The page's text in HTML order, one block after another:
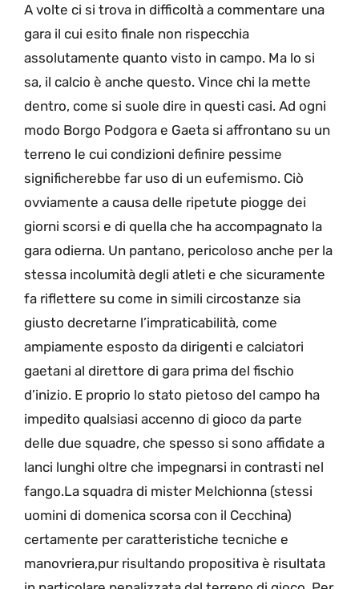
A volte ci si trova in difficoltà a commentare una
gara il cui esito finale non rispecchia
assolutamente quanto visto in campo. Ma lo si
sa, il calcio è anche questo. Vince chi la mette
dentro, come si suole dire in questi casi. Ad ogni
modo Borgo Podgora e Gaeta si affrontano su un
terreno le cui condizioni definire pessime
significherebbe far uso di un eufemismo. Ciò
ovviamente a causa delle ripetute piogge dei
giorni scorsi e di quella che ha accompagnato la
gara odierna. Un pantano, pericoloso anche per la
stessa incolumità degli atleti e che sicuramente
fa riflettere su come in simili circostanze sia
giusto decretarne l’impraticabilità, come
ampiamente esposto da dirigenti e calciatori
gaetani al direttore di gara prima del fischio
d’inizio. E proprio lo stato pietoso del campo ha
impedito qualsiasi accenno di gioco da parte
delle due squadre, che spesso si sono affidate a
lanci lunghi oltre che impegnarsi in contrasti nel
fango.La squadra di mister Melchionna (stessi
uomini di domenica scorsa con il Cecchina)
certamente per caratteristiche tecniche e
manovriera,pur risultando propositiva è risultata